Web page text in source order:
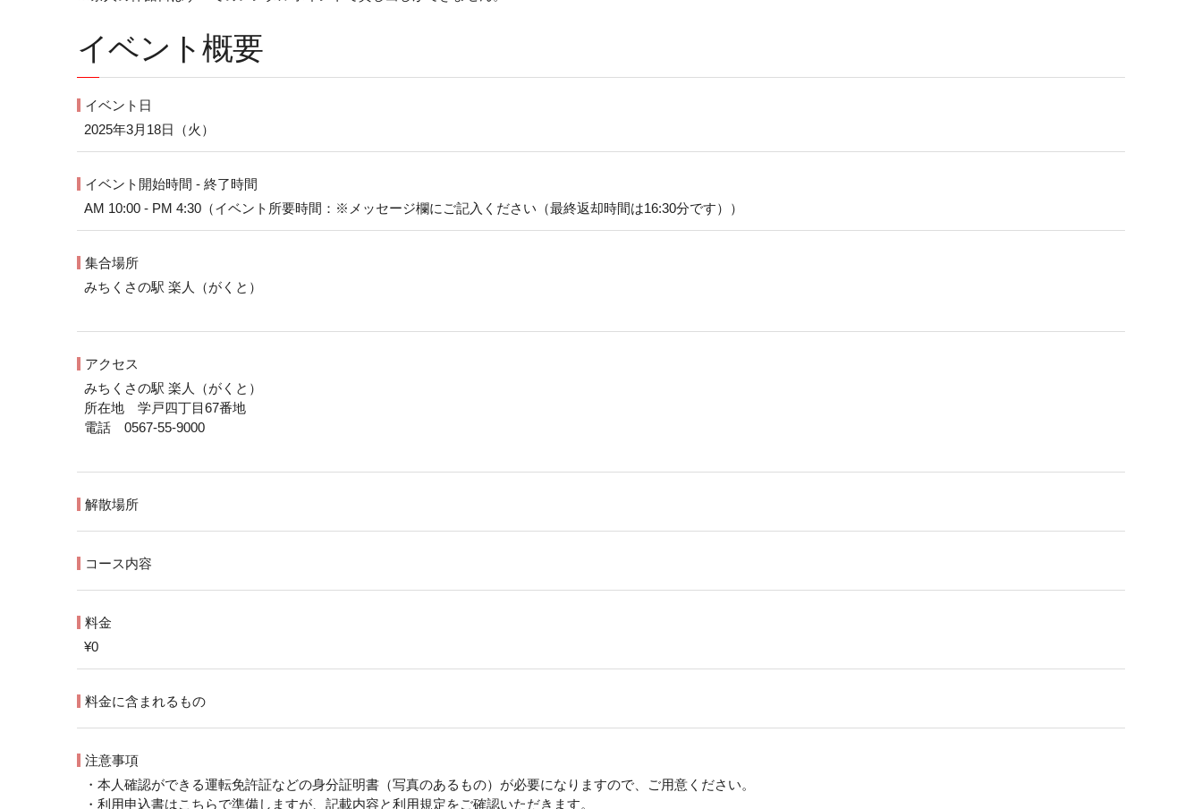
イベント概要
イベント日
2025年3月18日（火）
イベント開始時間 - 終了時間
AM 10:00 - PM 4:30（イベント所要時間：※メッセージ欄にご記入ください（最終返却時間は16:30分です））
集合場所
みちくさの駅 楽人（がくと）
アクセス
みちくさの駅 楽人（がくと）
所在地 学戸四丁目67番地
電話 0567-55-9000
解散場所
コース内容
料金
¥0
料金に含まれるもの
注意事項
・本人確認ができる運転免許証などの身分証明書（写真のあるもの）が必要になりますので、ご用意ください。
・利用申込書はこちらで準備しますが、記載内容と利用規定をご確認いただきます。